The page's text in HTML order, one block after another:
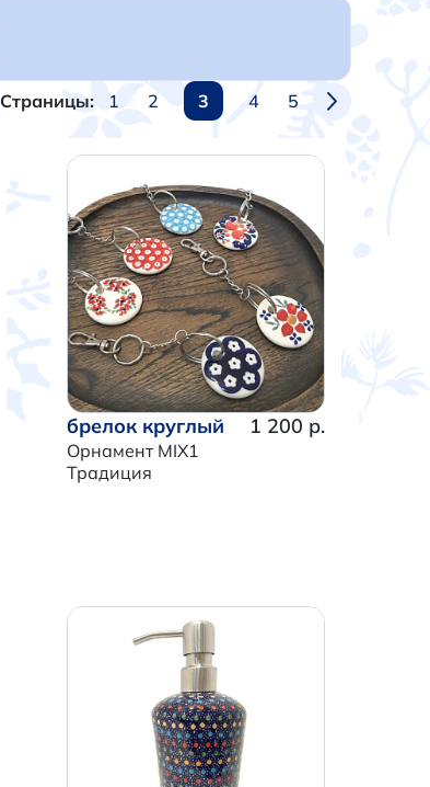
Страницы: 1 2 3 4 5
брелок круглый
Орнамент MIX1
Традиция
1 200 р.